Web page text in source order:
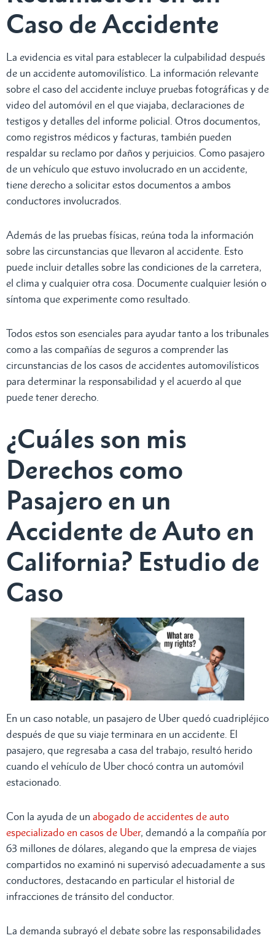
Caso de Accidente
La evidencia es vital para establecer la culpabilidad después
de un accidente automovilístico. La información relevante
sobre el caso del accidente incluye pruebas fotográficas y de
video del automóvil en el que viajaba, declaraciones de
testigos y detalles del informe policial. Otros documentos,
como registros médicos y facturas, también pueden
respaldar su reclamo por daños y perjuicios. Como pasajero
de un vehículo que estuvo involucrado en un accidente,
tiene derecho a solicitar estos documentos a ambos
conductores involucrados.
Además de las pruebas físicas, reúna toda la información
sobre las circunstancias que llevaron al accidente. Esto
puede incluir detalles sobre las condiciones de la carretera,
el clima y cualquier otra cosa. Documente cualquier lesión o
síntoma que experimente como resultado.
Todos estos son esenciales para ayudar tanto a los tribunales
como a las compañías de seguros a comprender las
circunstancias de los casos de accidentes automovilísticos
para determinar la responsabilidad y el acuerdo al que
puede tener derecho.
¿Cuáles son mis
Derechos como
Pasajero en un
Accidente de Auto en
California? Estudio de
Caso
En un caso notable, un pasajero de Uber quedó cuadripléjico
después de que su viaje terminara en un accidente. El
pasajero, que regresaba a casa del trabajo, resultó herido
cuando el vehículo de Uber chocó contra un automóvil
estacionado.
Con la ayuda de un abogado de accidentes de auto
especializado en casos de Uber, demandó a la compañía por
63 millones de dólares, alegando que la empresa de viajes
compartidos no examinó ni supervisó adecuadamente a sus
conductores, destacando en particular el historial de
infracciones de tránsito del conductor.
La demanda subrayó el debate sobre las responsabilidades